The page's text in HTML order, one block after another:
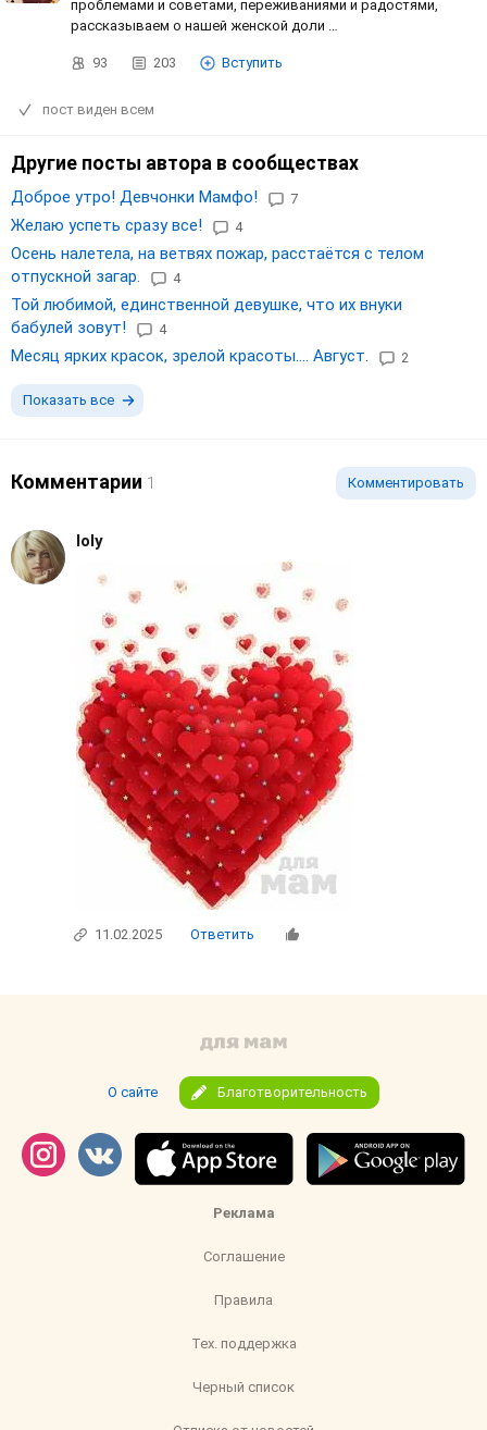
проблемами и советами, переживаниями и радостями,
рассказываем о нашей женской доли …
93 203 Вступить
пост виден всем
Другие посты автора в сообществах
Доброе утро! Девчонки Мамфо! 7
Желаю успеть сразу все! 4
Осень налетела, на ветвях пожар, расстаётся с телом
отпускной загар.
4
Той любимой, единственной девушке, что их внуки
бабулей зовут!
4
Месяц ярких красок, зрелой красоты.... Август. 2
Показать все
Комментарии 1 Комментировать
loly
11.02.2025 Ответить
О сайте Благотворительность
Реклама
Соглашение
Правила
Тех. поддержка
Черный список